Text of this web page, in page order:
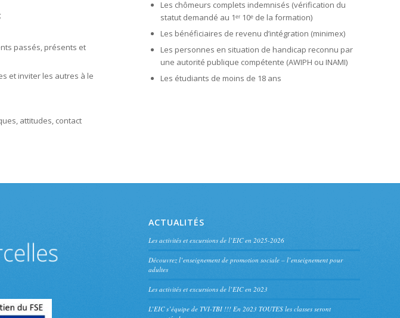
passés, présents et
et inviter les autres à le
attitudes, contact
Les chômeurs complets indemnisés (vérification du
statut demandé au 1ᵉʳ 10ᵉ de la formation)
Les bénéficiaires de revenu d’intégration (minimex)
Les personnes en situation de handicap reconnu par
une autorité publique compétente (AWIPH ou INAMI)
Les étudiants de moins de 18 ans
ACTUALITÉS
Les activités et excursions de l’EIC en 2025-2026
Découvrez l’enseignement de promotion sociale – l’enseignement pour
adultes
Les activités et excursions de l’EIC en 2023
L’EIC s’équipe de TVI-TBI !!! En 2023 TOUTES les classes seront